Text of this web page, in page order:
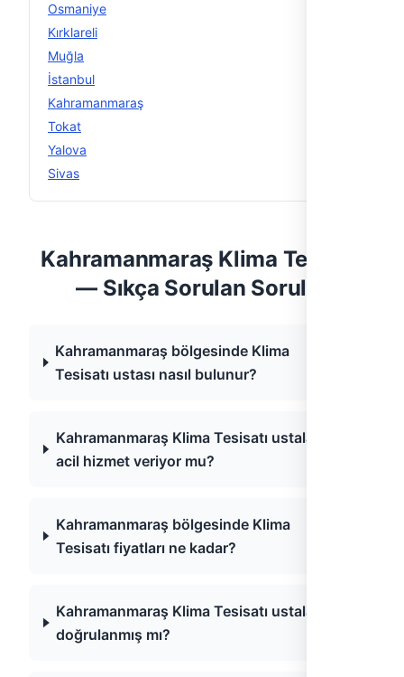
Osmaniye
Kırklareli
Muğla
İstanbul
Kahramanmaraş
Tokat
Yalova
Sivas
Kahramanmaraş Klima Tesisatı
— Sıkça Sorulan Sorular
Kahramanmaraş bölgesinde Klima
Tesisatı ustası nasıl bulunur?
Kahramanmaraş Klima Tesisatı ustaları
acil hizmet veriyor mu?
Kahramanmaraş bölgesinde Klima
Tesisatı fiyatları ne kadar?
Kahramanmaraş Klima Tesisatı ustaları
doğrulanmış mı?